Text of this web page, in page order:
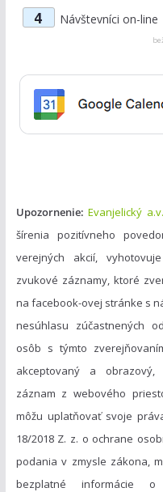
r
4 Návštevníci on-line
Upozornenie: Evanjelický
šírenia pozitívneho
verejných akcií,
zvukové záznamy, ktoré
na facebook-ovej stránke s
nesúhlasu zúčastnených
osôb s týmto
akceptovaný a obrazový,
záznam z webového
môžu uplatňovať svoje
18/2018 Z. z. o ochrane
podania v zmysle zákona,
bezplatné informácie